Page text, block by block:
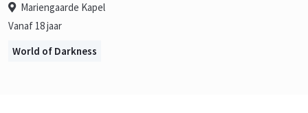
Mariengaarde Kapel
Vanaf 18 jaar
World of Darkness